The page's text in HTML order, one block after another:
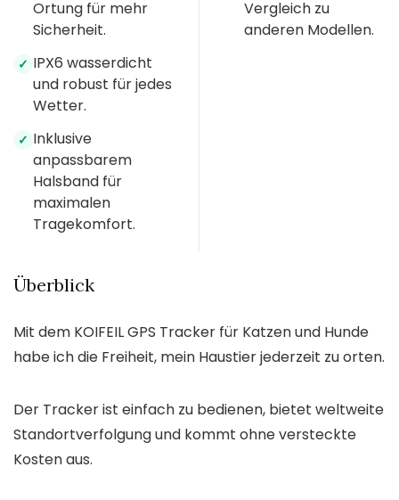
Ortung für mehr
Sicherheit.
✓ IPX6 wasserdicht
und robust für jedes
Wetter.
✓ Inklusive
anpassbarem
Halsband für
maximalen
Tragekomfort.
Vergleich zu
anderen Modellen.
Überblick
Mit dem KOIFEIL GPS Tracker für Katzen und Hunde
habe ich die Freiheit, mein Haustier jederzeit zu orten.
Der Tracker ist einfach zu bedienen, bietet weltweite
Standortverfolgung und kommt ohne versteckte
Kosten aus.